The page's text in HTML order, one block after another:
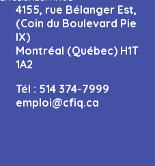
4155, rue Bélanger Est,
(Coin du Boulevard Pie
IX)
Montréal (Québec) H1T
1A2
Tél : 514 374-7999
emploi@cfiq.ca